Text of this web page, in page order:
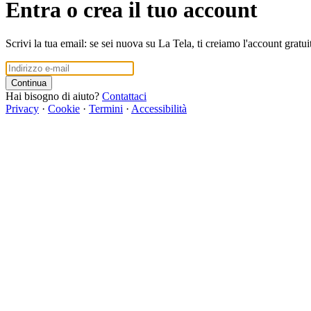
Entra o crea il tuo account
Scrivi la tua email: se sei nuova su La Tela, ti creiamo l'account
Continua
Hai bisogno di aiuto? Contattaci
Privacy · Cookie · Termini · Accessibilità